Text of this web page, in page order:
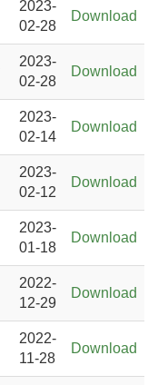
2023-
02-28
Download
2023-
02-28
Download
2023-
02-14
Download
2023-
02-12
Download
2023-
01-18
Download
2022-
12-29
Download
2022-
11-28
Download